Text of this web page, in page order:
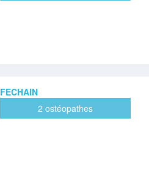
FECHAIN
2 ostéopathes